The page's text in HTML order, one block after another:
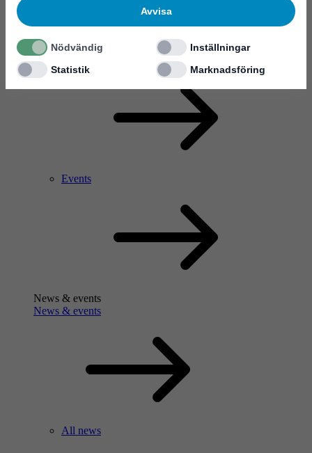
Avvisa
Nödvändig
Inställningar
Statistik
Marknadsföring
Events
News & events
News & events
All news